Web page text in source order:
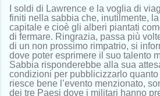
I soldi di Lawrence e la voglia di
finiti nella sabbia che, inutilmente, la
capitale e cioè gli alberi piantati
di fermare. Ringrazia, passa più
di un non prossimo rimpatrio, si
dove poter esprimere il suo talento
Sabbia risponderebbe alla sua
condizioni per pubblicizzarlo quanto
riesce bene l’evento menzionato,
dei tre Paesi dove i militari hanno